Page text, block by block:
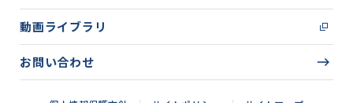
動画ライブラリ
お問い合わせ